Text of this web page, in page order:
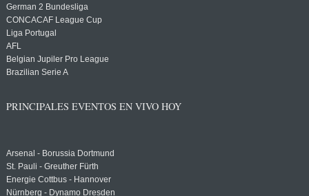
German 2 Bundesliga
CONCACAF League Cup
Liga Portugal
AFL
Belgian Jupiler Pro League
Brazilian Serie A
PRINCIPALES EVENTOS EN VIVO HOY
Arsenal - Borussia Dortmund
St. Pauli - Greuther Fürth
Energie Cottbus - Hannover
Nürnberg - Dynamo Dresden